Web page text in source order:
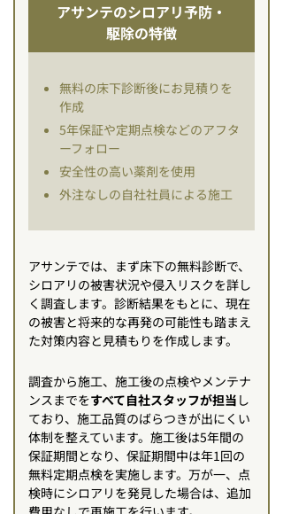
アサンテのシロアリ予防・
駆除の特徴
無料の床下診断後にお見積りを
作成
5年保証や定期点検などのアフタ
ーフォロー
安全性の高い薬剤を使用
外注なしの自社社員による施工
アサンテでは、まず床下の無料診断で、
シロアリの被害状況や侵入リスクを詳し
く調査します。診断結果をもとに、現在
の被害と将来的な再発の可能性も踏まえ
た対策内容と見積もりを作成します。
調査から施工、施工後の点検やメンテナ
ンスまでをすべて自社スタッフが担当 し
ており、施工品質のばらつきが出にくい
体制を整えています。施工後は5年間の
保証期間となり、保証期間中は年1回の
無料定期点検を実施します。万が一、点
検時にシロアリを発見した場合は、追加